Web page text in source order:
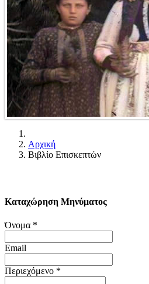
Αρχική
Βιβλίο Επισκεπτών
Καταχώρηση Μηνύματος
Όνομα *
Email
Περιεχόμενο *